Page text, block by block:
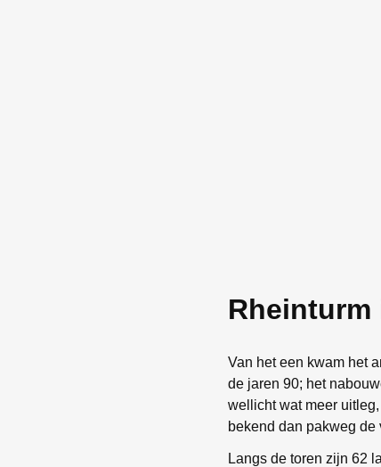
Van het een kwam het
de jaren 90; het
wellicht wat meer
bekend dan pakweg
Langs de toren zijn 62